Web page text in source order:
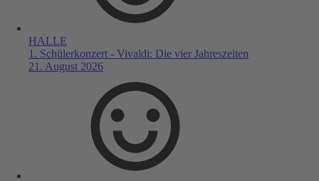
HALLE
1. Schülerkonzert - Vivaldi: Die vier Jahreszeiten
21. August 2026